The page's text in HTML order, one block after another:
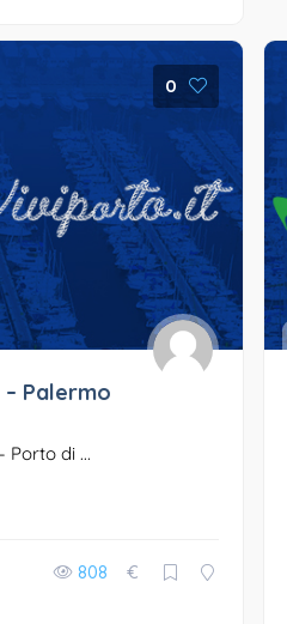
0
Palermo
Porto di ...
808 €